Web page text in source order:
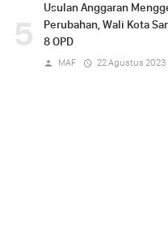
5
Usulan Anggaran
Perubahan, Wali Kota
8 OPD
MAF 22 Agustus 2023